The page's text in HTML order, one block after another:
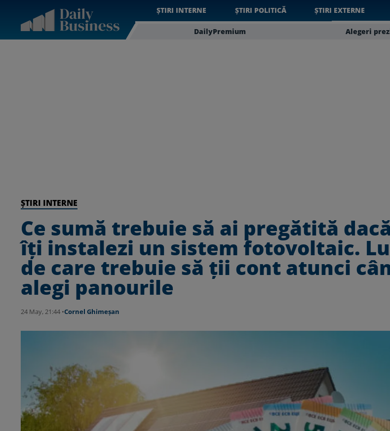
ȘTIRI INTERNE ȘTIRI POLITICĂ ȘTIRI EXTERNE
DailyPremium Alegeri
ȘTIRI INTERNE
Ce sumă trebuie să ai pregătită
îți instalezi un sistem fotovoltaic.
de care trebuie să ții cont atunci
alegi panourile
24 May, 21:44 •Cornel Ghimeșan